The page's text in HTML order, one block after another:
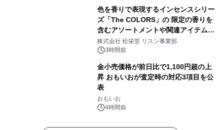
色を香りで表現するインセンスシリー
ズ「The COLORS」の 限定の香りを
含むアソートメントや関連アイテムを
8月6日発売
株式会社 松栄堂 リスン事業部
3時間前
金小売価格が前日比で1,100円超の上
昇 おもいおが査定時の対応3項目を公
表
おもいお
4時間前